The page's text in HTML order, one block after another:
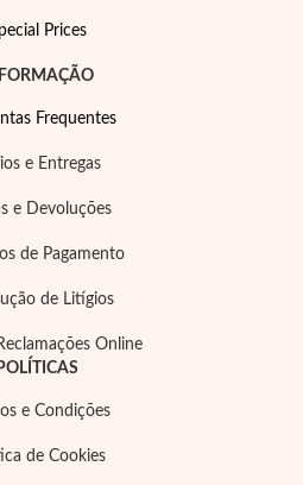
Prices
Frequentes
e Entregas
e Devoluções
de Pagamento
de Litígios
Online
POLÍTICAS
e Condições
de Cookies